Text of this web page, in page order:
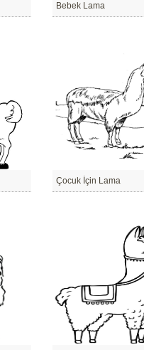
Bebek Lama
Çocuk İçin Lama